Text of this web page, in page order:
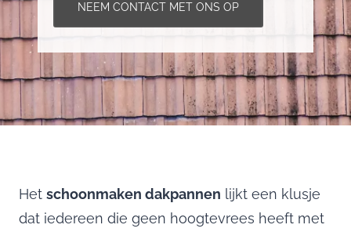
NEEM CONTACT MET ONS OP
Het schoonmaken dakpannen lijkt een klusje
dat iedereen die geen hoogtevrees heeft met